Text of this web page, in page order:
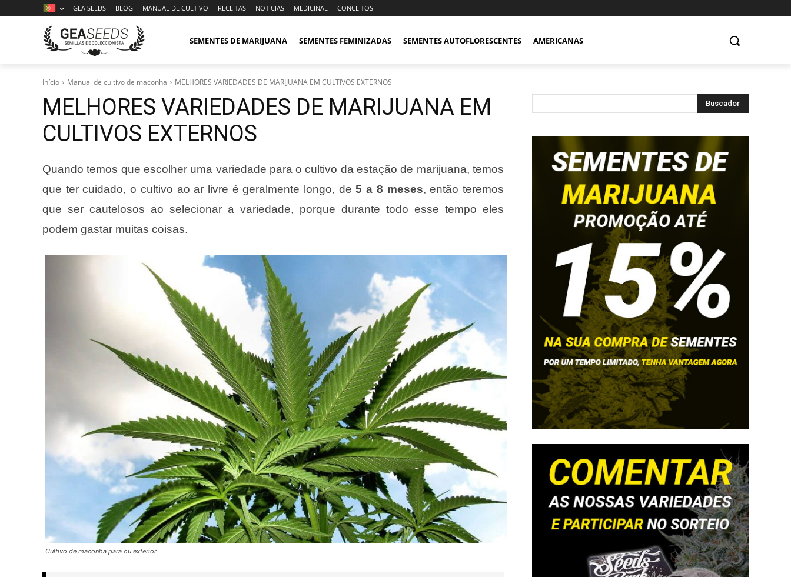
GEA SEEDS BLOG MANUAL DE CULTIVO RECEITAS NOTICIAS MEDICINAL CONCEITOS
SEMENTES DE MARIJUANA SEMENTES FEMINIZADAS SEMENTES AUTOFLORESCENTES AMERICANAS
Início Manual de cultivo de maconha MELHORES VARIEDADES DE MARIJUANA EM CULTIVOS EXTERNOS
MELHORES VARIEDADES DE MARIJUANA EM
CULTIVOS EXTERNOS
Quando temos que escolher uma variedade para o cultivo da estação de marijuana, temos
que ter cuidado, o cultivo ao ar livre é geralmente longo, de5 a 8 meses, então teremos
que ser cautelosos ao selecionar a variedade, porque durante todo esse tempo eles
podem gastar muitas coisas.
Cultivo de maconha para ou exterior
Buscador